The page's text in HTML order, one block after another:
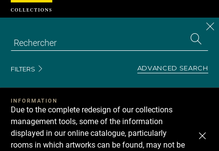
FILTERS ADVANCED SEARCH
INFORMATION
Due to the complete redesign of our collections
management tools, some of the information
displayed in our online catalogue, particularly
rooms in which artworks can be found, may not be
Cookies management panel